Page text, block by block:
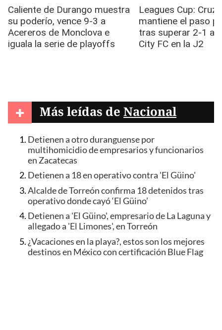
+ Más leídas de Nacional
Detienen a otro duranguense por
multihomicidio de empresarios y funcionarios
en Zacatecas
Detienen a 18 en operativo contra 'El Güino'
Alcalde de Torreón confirma 18 detenidos tras
operativo donde cayó ‘El Güino’
Detienen a 'El Güino', empresario de La Laguna y
allegado a 'El Limones', en Torreón
¿Vacaciones en la playa?, estos son los mejores
destinos en México con certificación Blue Flag